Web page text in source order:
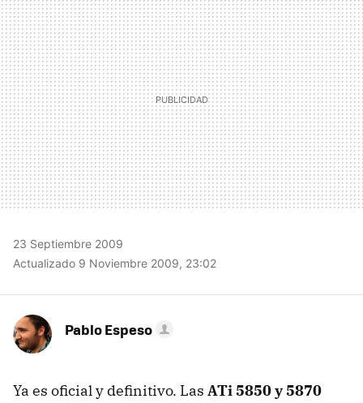
MAIL
23 Septiembre 2009
Actualizado 9 Noviembre 2009, 23:02
Pablo Espeso
Ya es oficial y definitivo. Las ATi 5850 y 5870